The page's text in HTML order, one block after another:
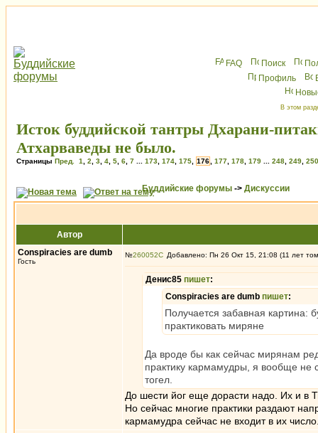
FAQ Поиск
Профиль
В этом
Исток буддийской тантры Дхарани-
Атхарваведы не было.
Страницы Пред. 1 2 3 4 5 6 7 173 174 175 176 177 178 179 248 249 250
Буддийские форумы -> Дискуссии
Автор
Conspiracies are dumb
Гость
№260052 Добавлено: Пн 26 Окт 15, 21:08 (11 лет
Денис85 пишет:
Conspiracies are dumb пишет:
Получается забавная картина:
практиковать миряне
Да вроде бы как сейчас мирянам
практику кармамудры, я вообще не
тогел.
До шести йог еще дорасти надо. Их и в
Но сейчас многие практики раздают
кармамудра сейчас не входит в их